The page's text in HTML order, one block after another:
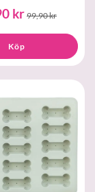
kr 99,90 kr
Köp